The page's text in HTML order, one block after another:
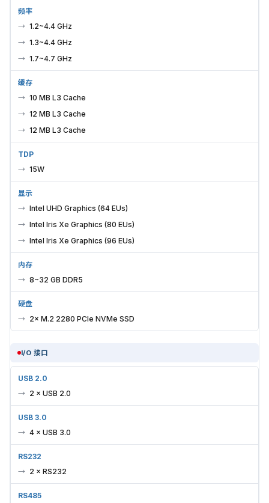
频率
1.2~4.4 GHz
1.3~4.4 GHz
1.7~4.7 GHz
缓存
10 MB L3 Cache
12 MB L3 Cache
12 MB L3 Cache
TDP
15W
显示
Intel UHD Graphics (64 EUs)
Intel Iris Xe Graphics (80 EUs)
Intel Iris Xe Graphics (96 EUs)
内存
8~32 GB DDR5
硬盘
2× M.2 2280 PCIe NVMe SSD
I/O 接口
USB 2.0
2 × USB 2.0
USB 3.0
4 × USB 3.0
RS232
2 × RS232
RS485